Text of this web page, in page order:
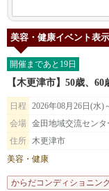
美容・健康イベント表示
開催まであと19日
【木更津市】50歳、
日程
2026年08月26日(水)
会場 金田地域交流センタ
住所 木更津市
美容・健康
からだコンディショニン